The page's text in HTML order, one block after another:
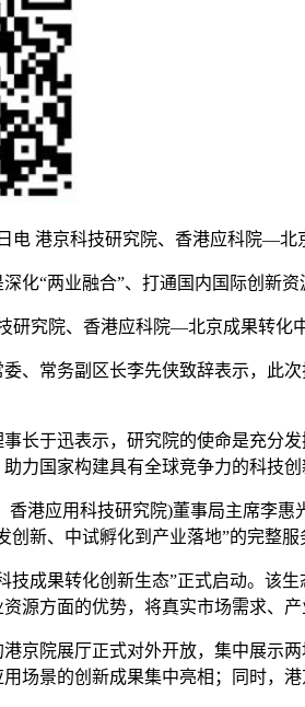
电 港京科技研究院、香港应科院—北
“两业融合”、打通国内国际创新资
研究院、香港应科院—北京成果转化
常务副区长李先侠致辞表示，此次
于迅表示，研究院的使命是充分发
力国家构建具有全球竞争力的科技创
应用科技研究院)董事局主席李惠
创新、中试孵化到产业落地”的完整
成果转化创新生态”正式启动。该生
源方面的优势，将真实市场需求、
院展厅正式对外开放，集中展示两
场景的创新成果集中亮相；同时，